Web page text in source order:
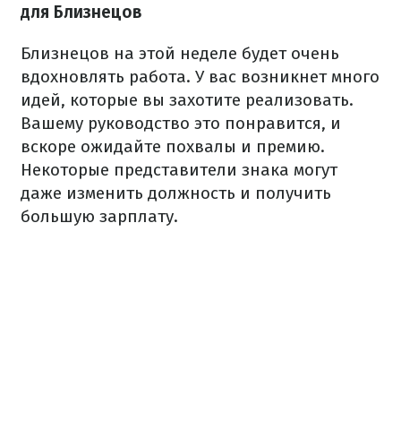
для Близнецов
Близнецов на этой неделе будет очень
вдохновлять работа. У вас возникнет много
идей, которые вы захотите реализовать.
Вашему руководство это понравится, и
вскоре ожидайте похвалы и премию.
Некоторые представители знака могут
даже изменить должность и получить
большую зарплату.